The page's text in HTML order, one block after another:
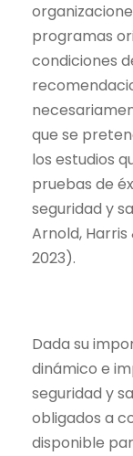
programas
condiciones
que se
los estudios
pruebas de
seguridad y
Arnold, Harris
2023).
Dada su
dinámico e
seguridad y
obligados a
disponible